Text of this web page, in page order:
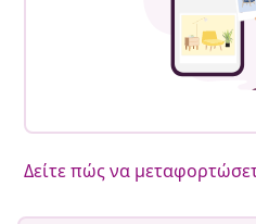
Δείτε πώς να